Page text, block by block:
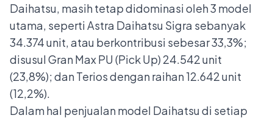
Daihatsu, masih tetap didominasi oleh 3 model
utama, seperti Astra Daihatsu Sigra sebanyak
34.374 unit, atau berkontribusi sebesar 33,3%;
disusul Gran Max PU (Pick Up) 24.542 unit
(23,8%); dan Terios dengan raihan 12.642 unit
(12,2%).
Dalam hal penjualan model Daihatsu di setiap